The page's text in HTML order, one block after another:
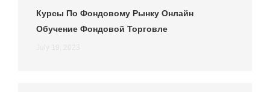
Курсы По Фондовому Рынку Онлайн
Обучение Фондовой Торговле